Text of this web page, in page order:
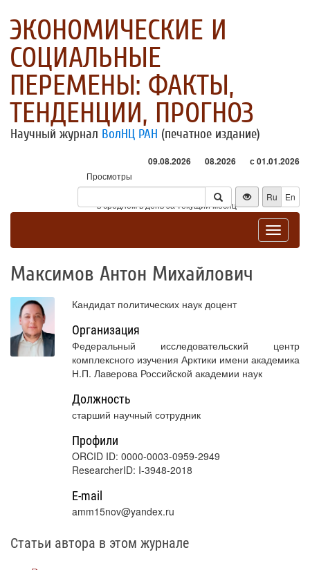
ЭКОНОМИЧЕСКИЕ И
СОЦИАЛЬНЫЕ
ПЕРЕМЕНЫ: ФАКТЫ,
ТЕНДЕНЦИИ, ПРОГНОЗ
Научный журнал ВолНЦ РАН (печатное издание)
09.08.2026 08.2026 с 01.01.2026
Просмотры
Посетители
* - в среднем в день за текущий месяц
Ru En
Toggle
Максимов Антон Михайлович
Кандидат политических наук доцент
Организация
Федеральный исследовательский центр
комплексного изучения Арктики имени академика
Н.П. Лаверова Российской академии наук
Должность
старший научный сотрудник
Профили
ORCID ID: 0000-0003-0959-2949
ResearcherID: I-3948-2018
E-mail
amm15nov@yandex.ru
Статьи автора в этом журнале